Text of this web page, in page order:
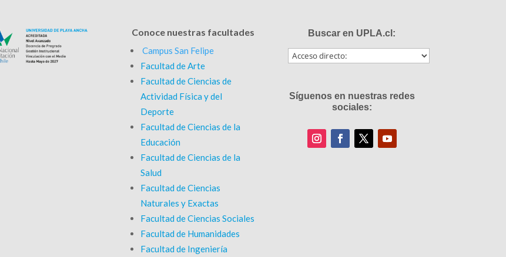
Conoce nuestras facultades
Campus San Felipe
Facultad de Arte
Facultad de Ciencias de
Actividad Física y del
Deporte
Facultad de Ciencias de la
Educación
Facultad de Ciencias de la
Salud
Facultad de Ciencias
Naturales y Exactas
Facultad de Ciencias Sociales
Facultad de Humanidades
Facultad de Ingeniería
Buscar en UPLA.cl:
Síguenos en nuestras redes
sociales: